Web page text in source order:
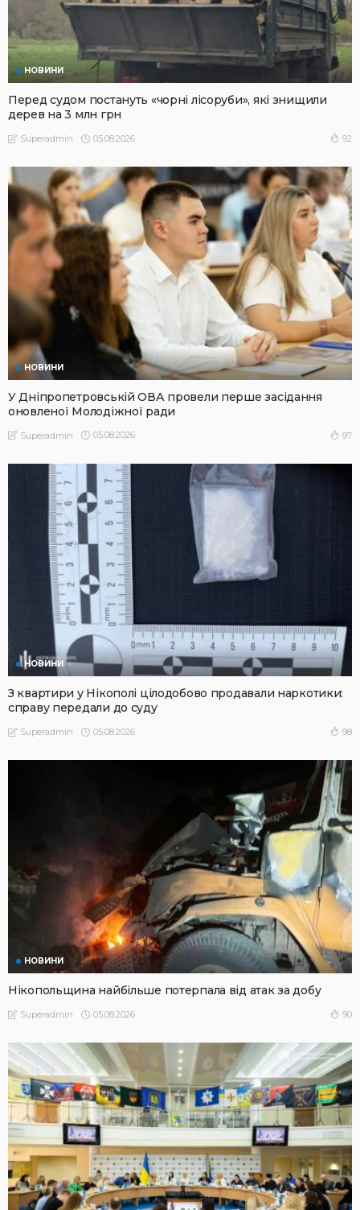
НОВИНИ
Перед судом постануть «чорні лісоруби», які знищили
дерев на 3 млн грн
Superadmin 05.08.2026 92
НОВИНИ
У Дніпропетровській ОВА провели перше засідання
оновленої Молодіжної ради
Superadmin 05.08.2026 97
НОВИНИ
З квартири у Нікополі цілодобово продавали наркотики:
справу передали до суду
Superadmin 05.08.2026 98
НОВИНИ
Нікопольщина найбільше потерпала від атак за добу
Superadmin 05.08.2026 90